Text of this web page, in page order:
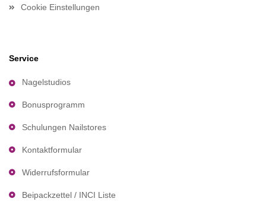
Cookie Einstellungen
Service
Nagelstudios
Bonusprogramm
Schulungen Nailstores
Kontaktformular
Widerrufsformular
Beipackzettel / INCI Liste